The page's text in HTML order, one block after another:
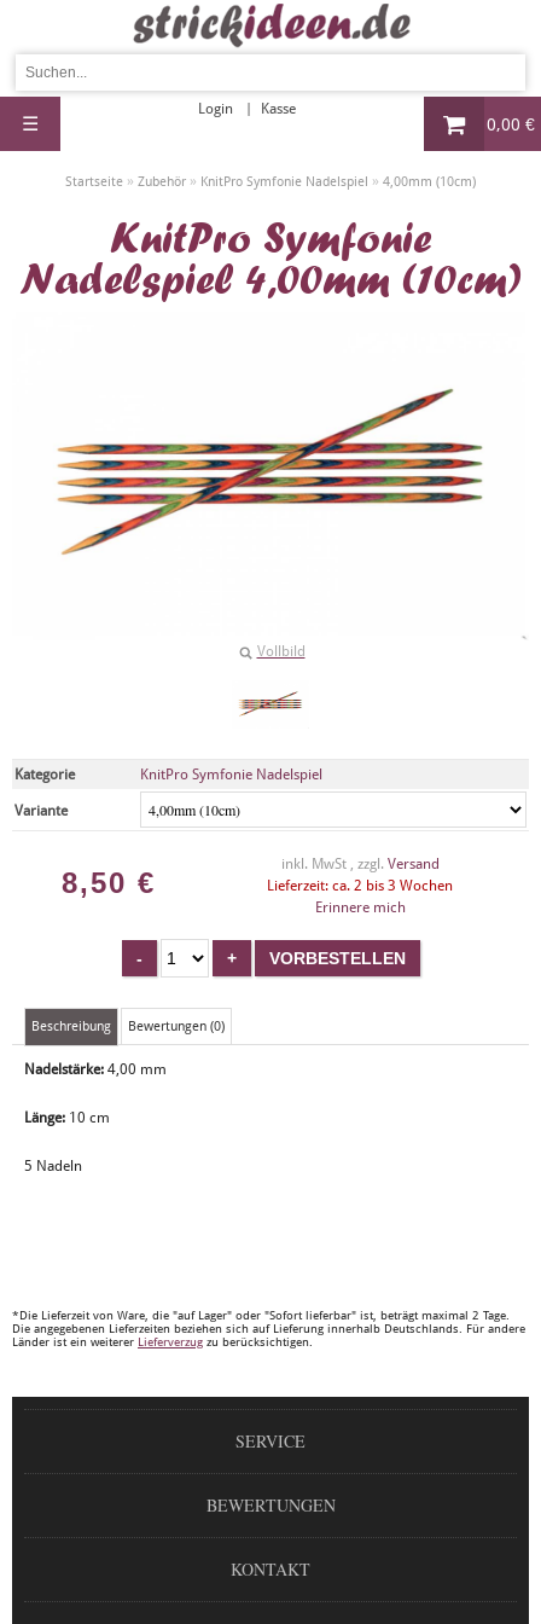
0,00 €
Login Kasse
☰
Startseite » Zubehör » KnitPro Symfonie Nadelspiel » 4,00mm (10cm)
KnitPro Symfonie
Nadelspiel 4,00mm (10cm)
Vollbild
Kategorie KnitPro Symfonie Nadelspiel
Variante
8,50 €
inkl. MwSt , zzgl. Versand
Lieferzeit: ca. 2 bis 3 Wochen
Erinnere mich
Beschreibung Bewertungen (0)
Nadelstärke: 4,00 mm
Länge: 10 cm
5 Nadeln
*Die Lieferzeit von Ware, die "auf Lager" oder "Sofort lieferbar" ist, beträgt maximal 2 Tage.
Die angegebenen Lieferzeiten beziehen sich auf Lieferung innerhalb Deutschlands. Für andere
Länder ist ein weiterer Lieferverzug zu berücksichtigen.
SERVICE
BEWERTUNGEN
KONTAKT